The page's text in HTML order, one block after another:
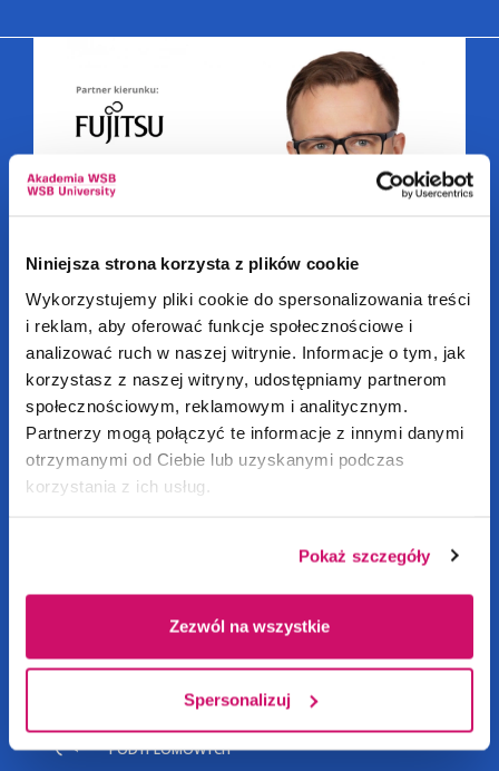
Niniejsza strona korzysta z plików cookie
Wykorzystujemy pliki cookie do spersonalizowania treści
i reklam, aby oferować funkcje społecznościowe i
analizować ruch w naszej witrynie. Informacje o tym, jak
korzystasz z naszej witryny, udostępniamy partnerom
społecznościowym, reklamowym i analitycznym.
Partnerzy mogą połączyć te informacje z innymi danymi
otrzymanymi od Ciebie lub uzyskanymi podczas
korzystania z ich usług.
Pokaż szczegóły
Zezwól na wszystkie
Spersonalizuj
Grafika, projektowanie gier
i technologia VR
NIESTACJONARNE
SZCZEGÓLNIE POLECANE KIERUNKI STUDIÓW MBA I
PODYPLOMOWYCH